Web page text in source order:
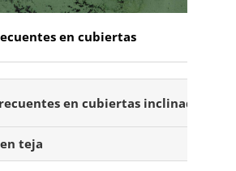
en cubiertas
en cubiertas inclinadas
teja